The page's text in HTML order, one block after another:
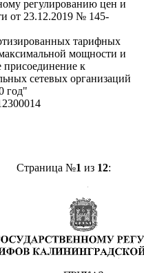
регулированию цен и
от 23.12.2019 № 145-
тарифных
мощности и
присоединение к
сетевых организаций
год"
Страница №1 из 12: